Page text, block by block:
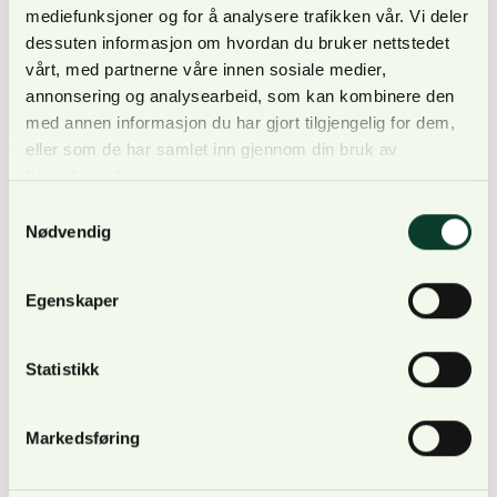
mediefunksjoner og for å analysere trafikken vår. Vi deler
dessuten informasjon om hvordan du bruker nettstedet
vårt, med partnerne våre innen sosiale medier,
annonsering og analysearbeid, som kan kombinere den
med annen informasjon du har gjort tilgjengelig for dem,
eller som de har samlet inn gjennom din bruk av
Nødvendig
Egenskaper
Statistikk
Markedsføring
informasjon til kommunal myndighet om
hogstplaner og mer samordnet bruk av
kartinformasjon.
gruppeintervjuene foreslått å endre regelverk, ved
momsregistrerte skogeiere, øke kravet til minste
Klarere regler og skadebekjempelse